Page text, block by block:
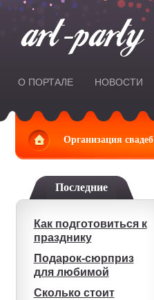
О ПОРТАЛЕ НОВОСТИ
ГлавнаяОрганизация свадеб
Последние
Как подготовиться к
празднику
Подарок-сюрприз
для любимой
Сколько стоит